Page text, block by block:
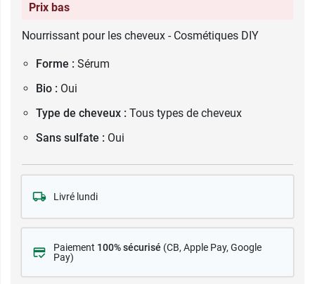
Prix bas
Nourrissant pour les cheveux - Cosmétiques DIY
Forme : Sérum
Bio : Oui
Type de cheveux : Tous types de cheveux
Sans sulfate : Oui
Livré lundi
Paiement 100% sécurisé (CB, Apple Pay, Google
Pay)